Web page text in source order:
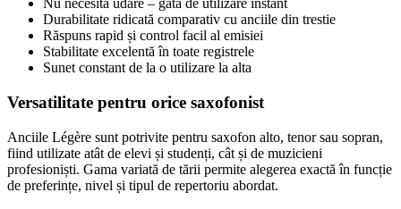
Nu necesită udare – gata de utilizare instant
Durabilitate ridicată comparativ cu anciile din trestie
Răspuns rapid și control facil al emisiei
Stabilitate excelentă în toate registrele
Sunet constant de la o utilizare la alta
Versatilitate pentru orice saxofonist
Anciile Légère sunt potrivite pentru saxofon alto, tenor sau sopran,
fiind utilizate atât de elevi și studenți, cât și de muzicieni
profesioniști. Gama variată de tării permite alegerea exactă în funcție
de preferințe, nivel și tipul de repertoriu abordat.